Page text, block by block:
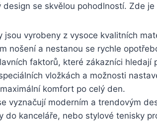
se skvělou⁣ pohodlností. Zde
jsou vyrobeny z vysoce kvalitních
nošení a⁤ nestanou se rychle
faktorů, které zákazníci
vložkách a možnosti
komfort po‌ celý‍ den.
vyznačují moderním a trendovým⁣
kanceláře, nebo⁤ stylové tenisky